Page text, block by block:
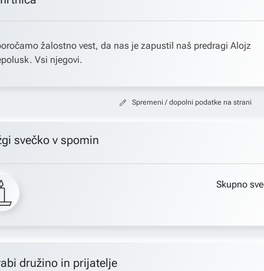
žalostno vest, da nas je zapustil naš predragi Alojz
Vsi njegovi.
Spremeni / dopolni podatke na strani
svečko v spomin
Skupno
družino in prijatelje